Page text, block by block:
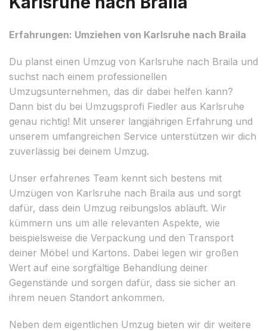
Erfahrungen: Umziehen von Karlsruhe nach Braila
Du planst einen Umzug von Karlsruhe nach Braila und
suchst nach einem professionellen
Umzugsunternehmen, das dir dabei helfen kann?
Dann bist du bei Umzugsprofi Fiedler aus Karlsruhe
genau richtig! Mit unserer langjährigen Erfahrung und
unserem umfangreichen Service unterstützen wir dich
zuverlässig bei deinem Umzug.
Unser erfahrenes Team kennt sich bestens mit
Umzügen von Karlsruhe nach Braila aus und sorgt
dafür, dass dein Umzug reibungslos abläuft. Wir
kümmern uns um alle relevanten Aspekte, wie
beispielsweise die Verpackung und den Transport
deiner Möbel und Kartons. Dabei legen wir großen
Wert auf eine sorgfältige Behandlung deiner
Gegenstände und sorgen dafür, dass sie sicher an
ihrem neuen Standort ankommen.
Neben dem eigentlichen Umzug bieten wir dir weitere